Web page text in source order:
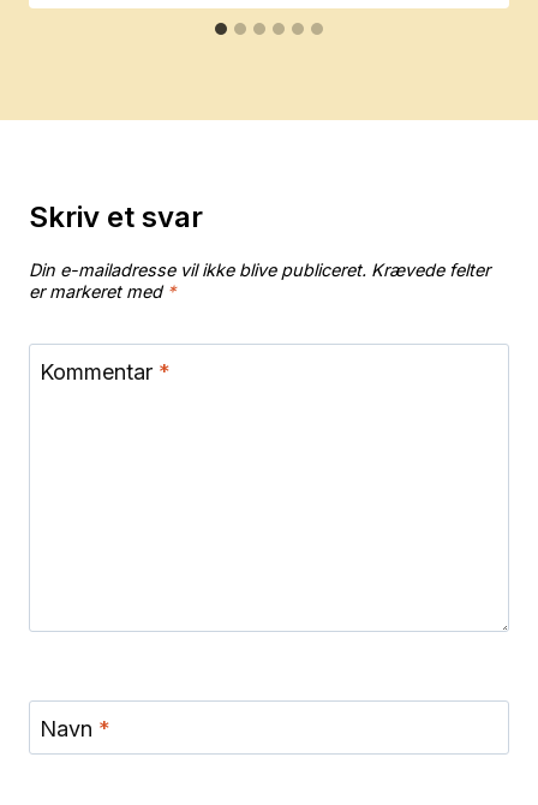
Skriv et svar
Din e-mailadresse vil ikke blive publiceret. Krævede felter
er markeret med *
Kommentar *
Navn *